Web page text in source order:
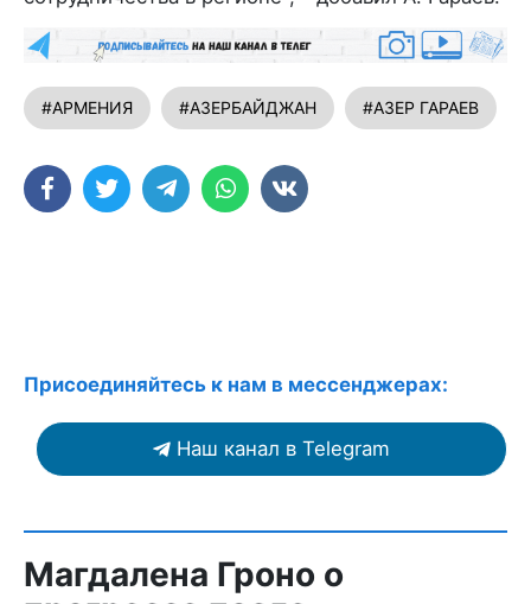
#АРМЕНИЯ #АЗЕРБАЙДЖАН #АЗЕР ГАРАЕВ
Присоединяйтесь к нам в мессенджерах:
Наш канал в Telegram
Магдалена Гроно о